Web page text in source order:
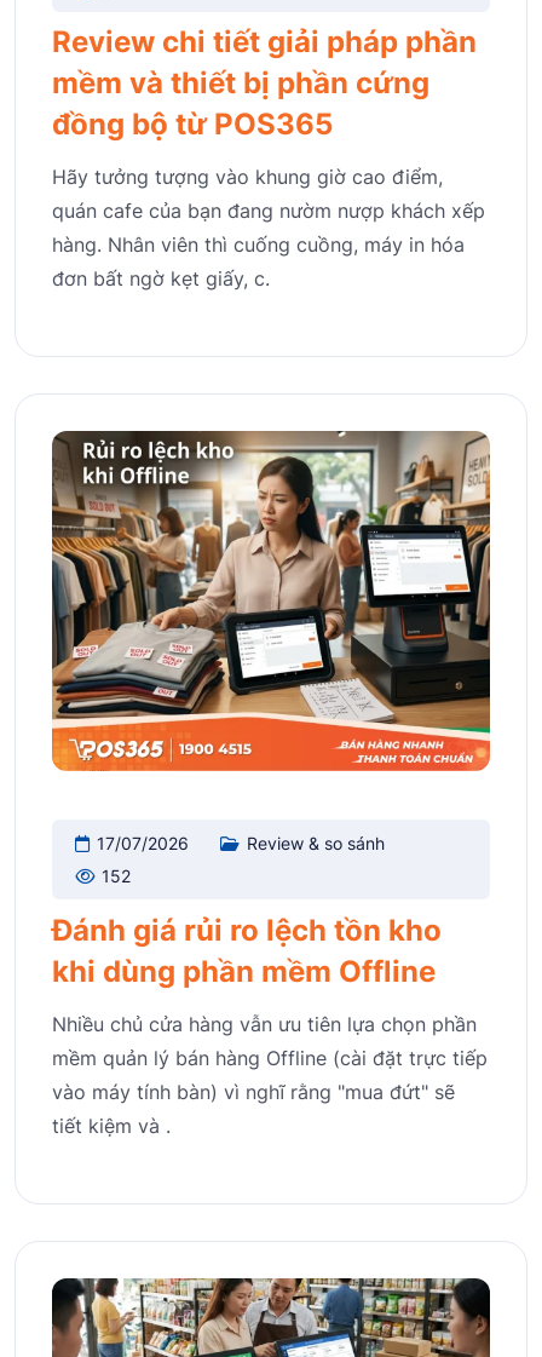
Review chi tiết giải pháp phần
mềm và thiết bị phần cứng
đồng bộ từ POS365
Hãy tưởng tượng vào khung giờ cao điểm,
quán cafe của bạn đang nườm nượp khách xếp
hàng. Nhân viên thì cuống cuồng, máy in hóa
đơn bất ngờ kẹt giấy, c.
17/07/2026
Review & so sánh
152
Đánh giá rủi ro lệch tồn kho
khi dùng phần mềm Offline
Nhiều chủ cửa hàng vẫn ưu tiên lựa chọn phần
mềm quản lý bán hàng Offline (cài đặt trực tiếp
vào máy tính bàn) vì nghĩ rằng "mua đứt" sẽ
tiết kiệm và .